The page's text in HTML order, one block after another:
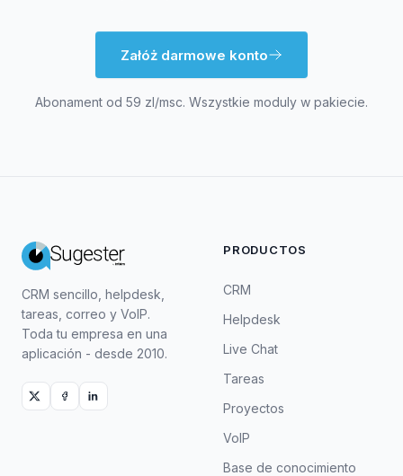
Załóż darmowe konto
Abonament od 59 zl/msc. Wszystkie moduly w pakiecie.
CRM sencillo, helpdesk,
tareas, correo y VoIP.
Toda tu empresa en una
aplicación - desde 2010.
PRODUCTOS
CRM
Helpdesk
Live Chat
Tareas
Proyectos
VoIP
Base de conocimiento